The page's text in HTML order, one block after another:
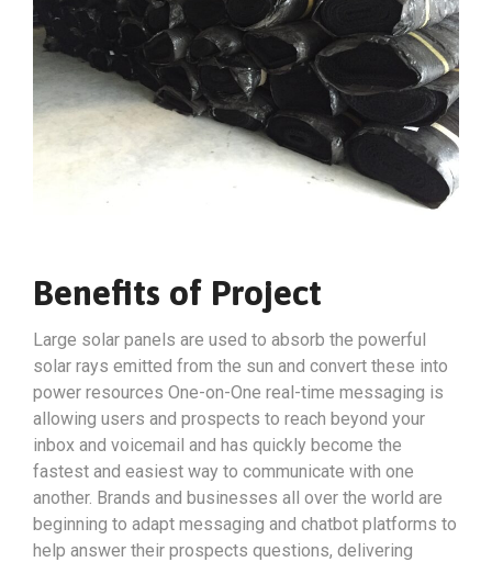
Benefits of Project
Large solar panels are used to absorb the powerful
solar rays emitted from the sun and convert these into
power resources One-on-One real-time messaging is
allowing users and prospects to reach beyond your
inbox and voicemail and has quickly become the
fastest and easiest way to communicate with one
another. Brands and businesses all over the world are
beginning to adapt messaging and chatbot platforms to
help answer their prospects questions, delivering